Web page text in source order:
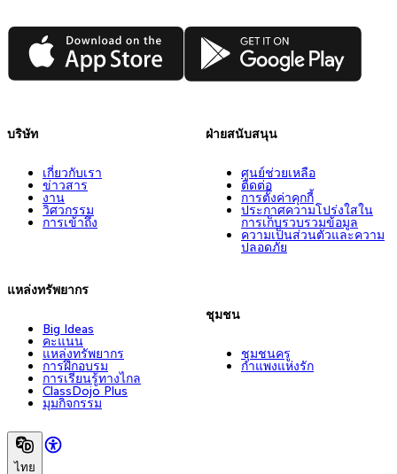
App Store Google Play
บริษัท
เกี่ยวกับเรา
ข่าวสาร
งาน
วิศวกรรม
การเข้าถึง
แหล่งทรัพยากร
Big Ideas
คะแนน
แหล่งทรัพยากร
การฝึกอบรม
การเรียนรู้ทางไกล
ClassDojo Plus
มุมกิจกรรม
ฝ่ายสนับสนุน
ศูนย์ช่วยเหลือ
ติดต่อ
การตั้งค่าคุกกี้
ประกาศความโปร่งใสใน
การเก็บรวบรวมข้อมูล
ความเป็นส่วนตัวและความ
ปลอดภัย
ชุมชน
ชุมชนครู
กำแพงแห่งรัก
ไทย